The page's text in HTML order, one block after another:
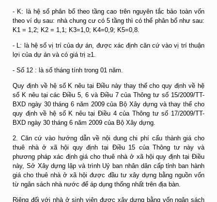
- K: là hệ số phân bổ theo tầng cao trên nguyên tắc bảo toàn vốn
theo ví dụ sau: nhà chung cư có 5 tầng thì có thể phân bổ như sau:
K1 = 1,2; K2 = 1,1; K3=1,0; K4=0,9; K5=0,8.
- L: là hệ số vị trí của dự án, được xác định căn cứ vào vị trí thuận
lợi của dự án và có giá trị ≥1.
- Số 12 : là số tháng tính trong 01 năm.
Quy định về hệ số K nêu tại Điều này thay thế cho quy định về hệ
số K nêu tại các Điều 5, 6 và Điều 7 của Thông tư số 15/2009/TT-
BXD ngày 30 tháng 6 năm 2009 của Bộ Xây dựng và thay thế cho
quy định về hệ số K nêu tại Điều 4 của Thông tư số 17/2009/TT-
BXD ngày 30 tháng 6 năm 2009 của Bộ Xây dựng.
2. Căn cứ vào hướng dẫn về nội dung chi phí cấu thành giá cho
thuê nhà ở xã hội quy định tại Điều 15 của Thông tư này và
phương pháp xác định giá cho thuê nhà ở xã hội quy định tại Điều
này, Sở Xây dựng lập và trình Uỷ ban nhân dân cấp tỉnh ban hành
giá cho thuê nhà ở xã hội được đầu tư xây dựng bằng nguồn vốn
từ ngân sách nhà nước để áp dụng thống nhất trên địa bàn.
Riêng đối với nhà ở sinh viên được xây dựng bằng vốn ngân sách